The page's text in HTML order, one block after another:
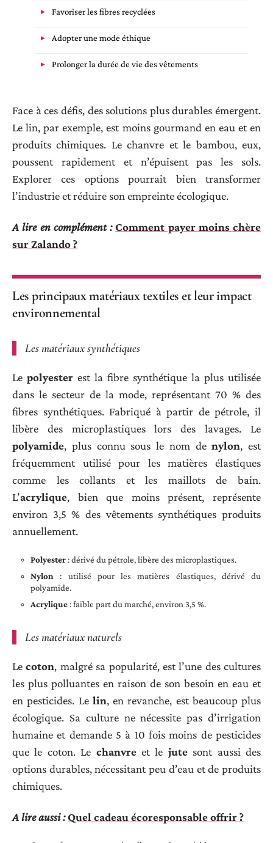
Favoriser les fibres recyclées
Adopter une mode éthique
Prolonger la durée de vie des vêtements
Face à ces défis, des solutions plus durables émergent.
Le lin, par exemple, est moins gourmand en eau et en
produits chimiques. Le chanvre et le bambou, eux,
poussent rapidement et n’épuisent pas les sols.
Explorer ces options pourrait bien transformer
l’industrie et réduire son empreinte écologique.
A lire en complément : Comment payer moins chère
sur Zalando ?
Les principaux matériaux textiles et leur impact
environnemental
Les matériaux synthétiques
Le polyester est la fibre synthétique la plus utilisée
dans le secteur de la mode, représentant 70 % des
fibres synthétiques. Fabriqué à partir de pétrole, il
libère des microplastiques lors des lavages. Le
polyamide, plus connu sous le nom denylon, est
fréquemment utilisé pour les matières élastiques
comme les collants et les maillots de bain.
L’acrylique, bien que moins présent, représente
environ 3,5 % des vêtements synthétiques produits
annuellement.
Polyester: dérivé du pétrole, libère des microplastiques.
Nylon : utilisé pour les matières élastiques, dérivé du
polyamide.
Acrylique: faible part du marché, environ 3,5 %.
Les matériaux naturels
Lecoton, malgré sa popularité, est l’une des cultures
les plus polluantes en raison de son besoin en eau et
en pesticides. Le lin, en revanche, est beaucoup plus
écologique. Sa culture ne nécessite pas d’irrigation
humaine et demande 5 à 10 fois moins de pesticides
que le coton. Le chanvreet le jutesont aussi des
options durables, nécessitant peu d’eau et de produits
chimiques.
A lire aussi :Quel cadeau écoresponsable offrir ?